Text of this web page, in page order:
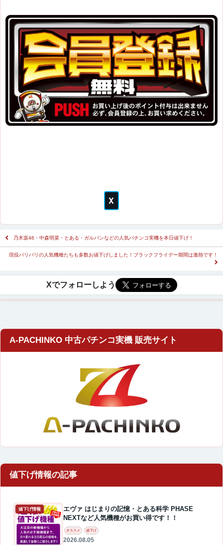
乃木坂46・中森明菜・とある・ガルパンなどの人気パチンコ実機を本日値下げ！
現役バリバリの人気機種たちも多数お値下げしました！ブラックフライデー期間は激熱です！
A-PACHINKO 中古パチンコ実機 販売サイト
値下げ情報
エヴァ はじまりの記憶・とある科学 PHASE
NEXTなど人気機種がお買い得です！！
オススメ 値下げ
2026.08.05